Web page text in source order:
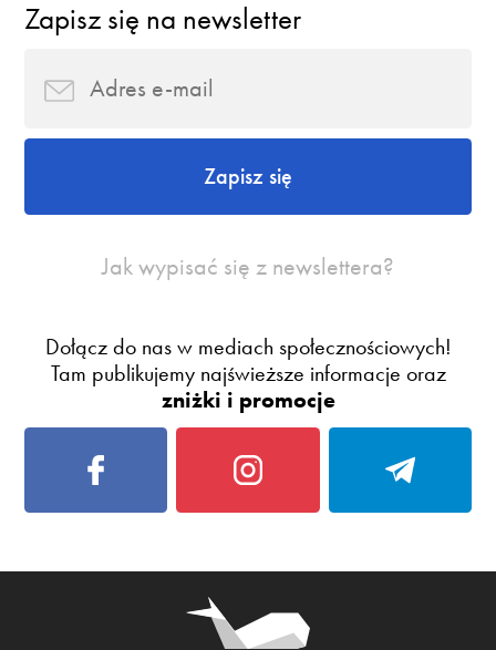
Zapisz się na newsletter
Zapisz się
Jak wypisać się z newslettera?
Dołącz do nas w mediach społecznościowych!
Tam publikujemy najświeższe informacje oraz
zniżki i promocje